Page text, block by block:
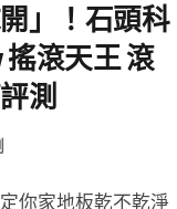
」！石頭科
滾天王 滾
測
你家地板乾不乾淨